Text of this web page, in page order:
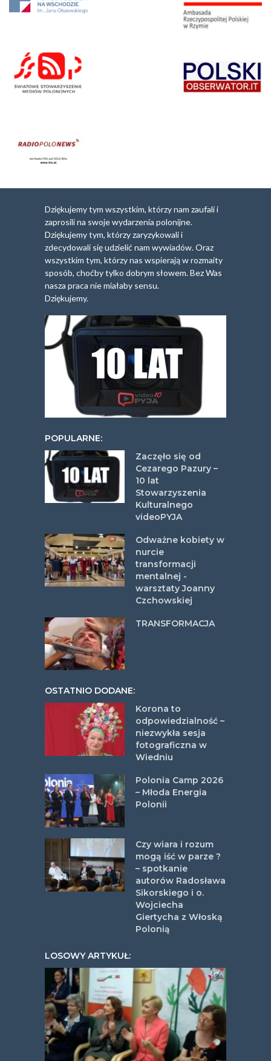
Dziękujemy tym wszystkim, którzy nam zaufali i
zaprosili na swoje wydarzenia polonijne.
Dziękujemy tym, którzy zaryzykowali i
zdecydowali się udzielić nam wywiadów. Oraz
wszystkim tym, którzy nas wspierają w rozmaity
sposób, choćby tylko dobrym słowem. Bez Was
nasza praca nie miałaby sensu.
Dziękujemy.
POPULARNE:
Zaczęło się od
Cezarego Pazury –
10 lat
Stowarzyszenia
Kulturalnego
videoPYJA
Odważne kobiety w
nurcie
transformacji
mentalnej -
warsztaty Joanny
Czchowskiej
TRANSFORMACJA
OSTATNIO DODANE:
Korona to
odpowiedzialność –
niezwykła sesja
fotograficzna w
Wiedniu
Polonia Camp 2026
– Młoda Energia
Polonii
Czy wiara i rozum
mogą iść w parze ?
– spotkanie
autorów Radosława
Sikorskiego i o.
Wojciecha
Giertycha z Włoską
Polonią
LOSOWY ARTYKUŁ: